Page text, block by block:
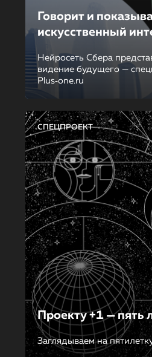
Говорит и
искусственный
Нейросеть Сбера
видение будущего —
Plus‑one.ru
СПЕЦПРОЕКТ
Проекту +1 — пять
Заглядываем на